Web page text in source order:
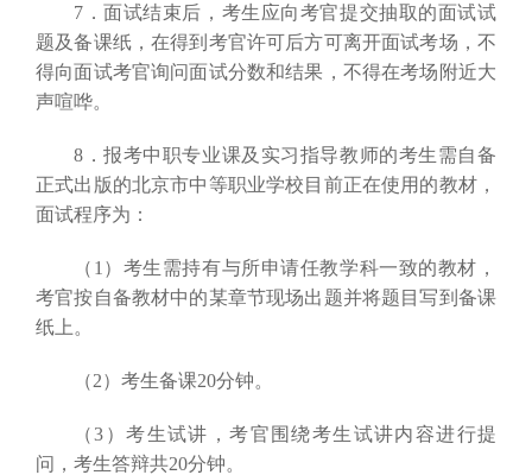
7．面试结束后，考生应向考官提交抽取的面试试
题及备课纸，在得到考官许可后方可离开面试考场，不
得向面试考官询问面试分数和结果，不得在考场附近大
声喧哗。
8．报考中职专业课及实习指导教师的考生需自备
正式出版的北京市中等职业学校目前正在使用的教材，
面试程序为：
（1）考生需持有与所申请任教学科一致的教材，
考官按自备教材中的某章节现场出题并将题目写到备课
纸上。
（2）考生备课20分钟。
（3）考生试讲，考官围绕考生试讲内容进行提
问，考生答辩共20分钟。